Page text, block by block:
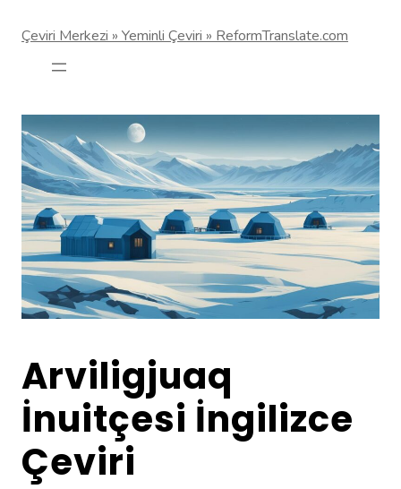
Çeviri Merkezi » Yeminli Çeviri » ReformTranslate.com
Arviligjuaq
İnuitçesi İngilizce
Çeviri